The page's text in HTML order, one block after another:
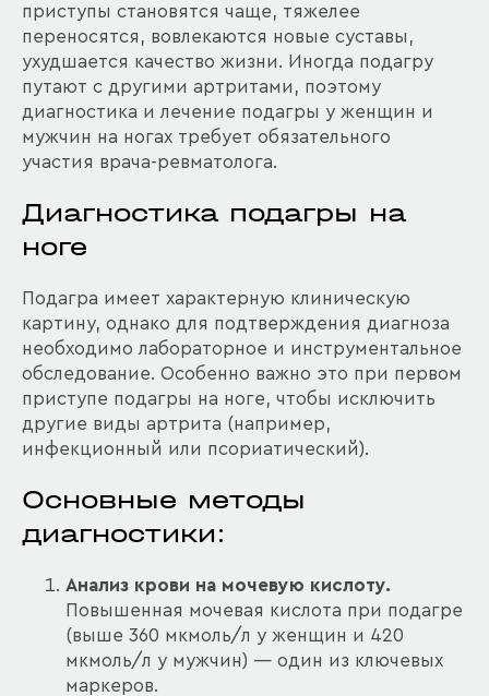
приступы становятся чаще, тяжелее
переносятся, вовлекаются новые суставы,
ухудшается качество жизни. Иногда подагру
путают с другими артритами, поэтому
диагностика и лечение подагры у женщин и
мужчин на ногах требует обязательного
участия врача-ревматолога.
Диагностика подагры на
ноге
Подагра имеет характерную клиническую
картину, однако для подтверждения диагноза
необходимо лабораторное и инструментальное
обследование. Особенно важно это при первом
приступе подагры на ноге, чтобы исключить
другие виды артрита (например,
инфекционный или псориатический).
Основные методы
диагностики:
Анализ крови на мочевую кислоту.
Повышенная мочевая кислота при подагре
(выше 360 мкмоль/л у женщин и 420
мкмоль/л у мужчин) — один из ключевых
маркеров.